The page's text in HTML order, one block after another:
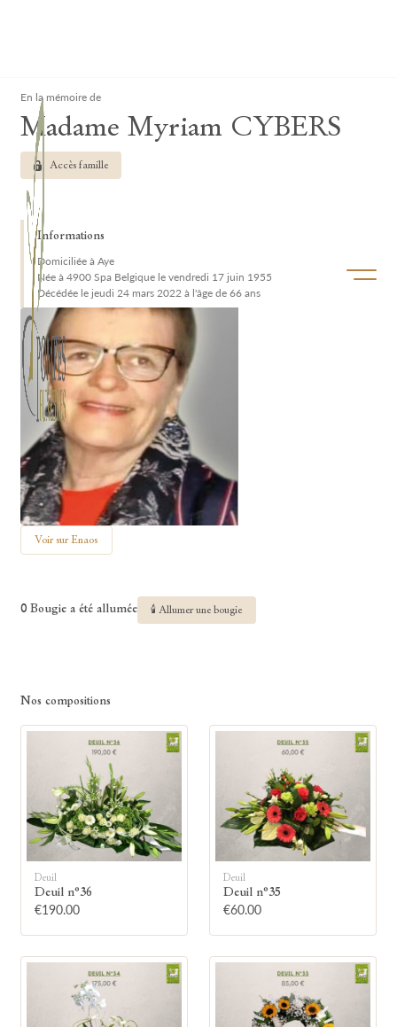
Ouvrir/
En la mémoire de
Madame Myriam CYBERS
Accès famille
Informations
Domiciliée à Aye
Née à 4900 Spa Belgique le vendredi 17 juin 1955
Décédée le jeudi 24 mars 2022 à l'âge de 66 ans
Voir sur Enaos
0 Bougie a été allumée 🕯 Allumer une bougie
Allumez une bougie
Montrez votre soutien à la famille en
Nos compositions
Deuil
Deuil n°36
€190.00
Deuil
Deuil n°35
€60.00